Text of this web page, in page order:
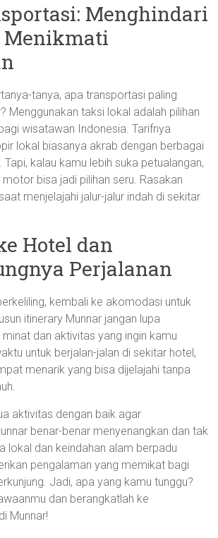
Menghindari
Menikmati
tanya, apa transportasi paling
Menggunakan taksi lokal adalah pilihan
wisatawan Indonesia. Tarifnya
lokal biasanya akrab dengan berbagai
kalau kamu lebih suka petualangan,
bisa jadi pilihan seru. Rasakan
menjelajahi jalur-jalur indah di sekitar
Hotel dan
Perjalanan
kembali ke akomodasi untuk
itinerary Munnar jangan lupa
dan aktivitas yang ingin kamu
untuk berjalan-jalan di sekitar hotel,
menarik yang bisa dijelajahi tanpa
aktivitas dengan baik agar
benar-benar menyenangkan dan tak
lokal dan keindahan alam berpadu
pengalaman yang memikat bagi
Jadi, apa yang kamu tunggu?
dan berangkatlah ke
Munnar!